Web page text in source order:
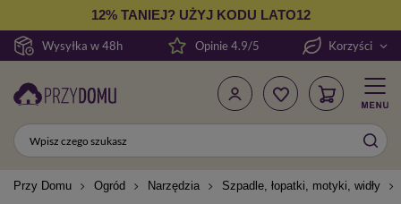
Wysyłka w 48h
12% TANIEJ? UŻYJ KODU LATO12
Opinie 4.9/5 Korzyści
Przy Domu Ogród Narzędzia Szpadle, łopatki, motyki, widły